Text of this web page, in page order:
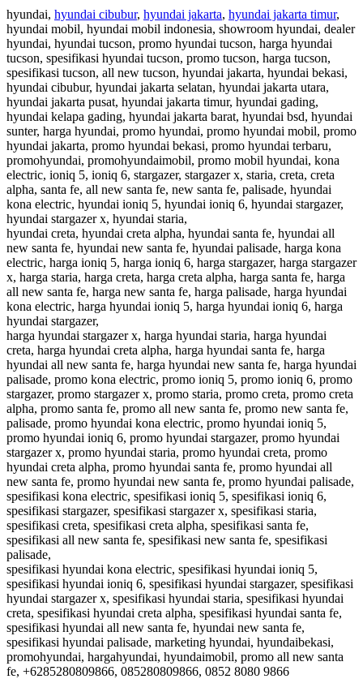
hyundai, hyundai cibubur, hyundai jakarta, hyundai jakarta timur,
hyundai mobil, hyundai mobil indonesia, showroom hyundai, dealer
hyundai, hyundai tucson, promo hyundai tucson, harga hyundai
tucson, spesifikasi hyundai tucson, promo tucson, harga tucson,
spesifikasi tucson, all new tucson, hyundai jakarta, hyundai bekasi,
hyundai cibubur, hyundai jakarta selatan, hyundai jakarta utara,
hyundai jakarta pusat, hyundai jakarta timur, hyundai gading,
hyundai kelapa gading, hyundai jakarta barat, hyundai bsd, hyundai
sunter, harga hyundai, promo hyundai, promo hyundai mobil, promo
hyundai jakarta, promo hyundai bekasi, promo hyundai terbaru,
promohyundai, promohyundaimobil, promo mobil hyundai, kona
electric, ioniq 5, ioniq 6, stargazer, stargazer x, staria, creta, creta
alpha, santa fe, all new santa fe, new santa fe, palisade, hyundai
kona electric, hyundai ioniq 5, hyundai ioniq 6, hyundai stargazer,
hyundai stargazer x, hyundai staria,
hyundai creta, hyundai creta alpha, hyundai santa fe, hyundai all
new santa fe, hyundai new santa fe, hyundai palisade, harga kona
electric, harga ioniq 5, harga ioniq 6, harga stargazer, harga stargazer
x, harga staria, harga creta, harga creta alpha, harga santa fe, harga
all new santa fe, harga new santa fe, harga palisade, harga hyundai
kona electric, harga hyundai ioniq 5, harga hyundai ioniq 6, harga
hyundai stargazer,
harga hyundai stargazer x, harga hyundai staria, harga hyundai
creta, harga hyundai creta alpha, harga hyundai santa fe, harga
hyundai all new santa fe, harga hyundai new santa fe, harga hyundai
palisade, promo kona electric, promo ioniq 5, promo ioniq 6, promo
stargazer, promo stargazer x, promo staria, promo creta, promo creta
alpha, promo santa fe, promo all new santa fe, promo new santa fe,
palisade, promo hyundai kona electric, promo hyundai ioniq 5,
promo hyundai ioniq 6, promo hyundai stargazer, promo hyundai
stargazer x, promo hyundai staria, promo hyundai creta, promo
hyundai creta alpha, promo hyundai santa fe, promo hyundai all
new santa fe, promo hyundai new santa fe, promo hyundai palisade,
spesifikasi kona electric, spesifikasi ioniq 5, spesifikasi ioniq 6,
spesifikasi stargazer, spesifikasi stargazer x, spesifikasi staria,
spesifikasi creta, spesifikasi creta alpha, spesifikasi santa fe,
spesifikasi all new santa fe, spesifikasi new santa fe, spesifikasi
palisade,
spesifikasi hyundai kona electric, spesifikasi hyundai ioniq 5,
spesifikasi hyundai ioniq 6, spesifikasi hyundai stargazer, spesifikasi
hyundai stargazer x, spesifikasi hyundai staria, spesifikasi hyundai
creta, spesifikasi hyundai creta alpha, spesifikasi hyundai santa fe,
spesifikasi hyundai all new santa fe, hyundai new santa fe,
spesifikasi hyundai palisade, marketing hyundai, hyundaibekasi,
promohyundai, hargahyundai, hyundaimobil, promo all new santa
fe, +6285280809866, 085280809866, 0852 8080 9866